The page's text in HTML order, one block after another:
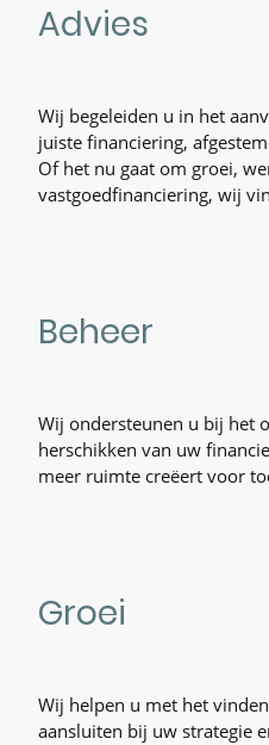
Advies
Wij begeleiden u in het
juiste financiering,
Of het nu gaat om groei,
vastgoedfinanciering, wij
Beheer
Wij ondersteunen u bij het
herschikken van uw
meer ruimte creëert voor
Groei
Wij helpen u met het
aansluiten bij uw strategie